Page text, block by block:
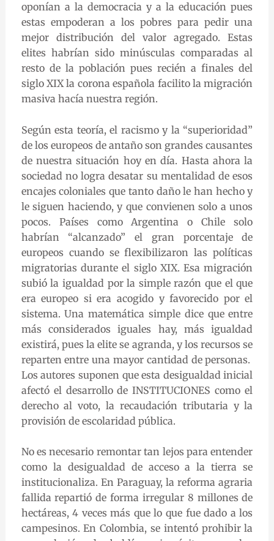
oponían a la democracia y a la educación pues
estas empoderan a los pobres para pedir una
mejor distribución del valor agregado. Estas
elites habrían sido minúsculas comparadas al
resto de la población pues recién a finales del
siglo XIX la corona española facilito la migración
masiva hacía nuestra región.
Según esta teoría, el racismo y la “superioridad”
de los europeos de antaño son grandes causantes
de nuestra situación hoy en día. Hasta ahora la
sociedad no logra desatar su mentalidad de esos
encajes coloniales que tanto daño le han hecho y
le siguen haciendo, y que convienen solo a unos
pocos. Países como Argentina o Chile solo
habrían “alcanzado” el gran porcentaje de
europeos cuando se flexibilizaron las políticas
migratorias durante el siglo XIX. Esa migración
subió la igualdad por la simple razón que el que
era europeo si era acogido y favorecido por el
sistema. Una matemática simple dice que entre
más considerados iguales hay, más igualdad
existirá, pues la elite se agranda, y los recursos se
reparten entre una mayor cantidad de personas.
Los autores suponen que esta desigualdad inicial
afectó el desarrollo de INSTITUCIONES como el
derecho al voto, la recaudación tributaria y la
provisión de escolaridad pública.
No es necesario remontar tan lejos para entender
como la desigualdad de acceso a la tierra se
institucionaliza. En Paraguay, la reforma agraria
fallida repartió de forma irregular 8 millones de
hectáreas, 4 veces más que lo que fue dado a los
campesinos. En Colombia, se intentó prohibir la